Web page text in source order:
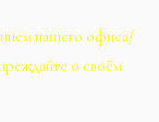
нашего офиса/
о своём